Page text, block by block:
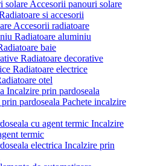
Accesorii panouri solare
si accesorii
Accesorii radiatoare
Radiatoare aluminiu
baie
Radiatoare decorative
Radiatoare electrice
otel
Incalzire prin pardoseala
Pachete incalzire
Incalzire
termic
Incalzire prin